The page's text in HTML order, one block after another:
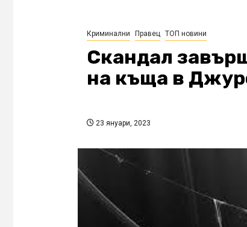
Криминални Правец ТОП новини
Скандал
на къща в
23 януари, 2023